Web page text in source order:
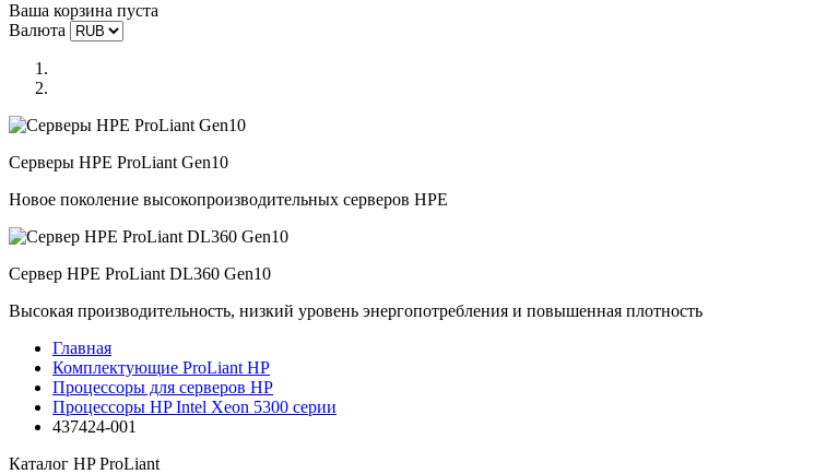
Ваша корзина пуста
Валюта
Серверы HPE ProLiant Gen10
Новое поколение высокопроизводительных серверов HPE
Сервер HPE ProLiant DL360 Gen10
Высокая производительность, низкий уровень энергопотребления и повышенная плотность
Главная
Комплектующие ProLiant HP
Процессоры для серверов HP
Процессоры HP Intel Xeon 5300 серии
437424-001
Каталог HP ProLiant